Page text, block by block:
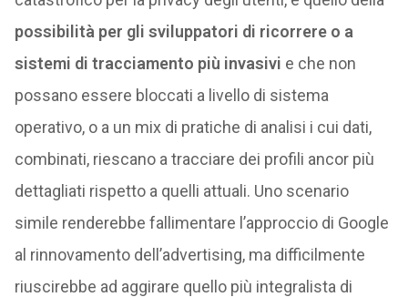
possibilità per gli sviluppatori di ricorrere o a
sistemi di tracciamento più invasivi e che non
possano essere bloccati a livello di sistema
operativo, o a un mix di pratiche di analisi i cui dati,
combinati, riescano a tracciare dei profili ancor più
dettagliati rispetto a quelli attuali. Uno scenario
simile renderebbe fallimentare l’approccio di Google
al rinnovamento dell’advertising, ma difficilmente
riuscirebbe ad aggirare quello più integralista di